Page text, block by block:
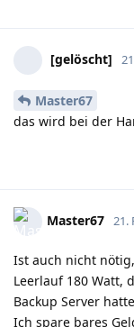
[gelöscht]
Master67
das wird bei der
Master67 21.
Ist auch nicht
Leerlauf 180 Watt,
Backup Server
Ich spare bares